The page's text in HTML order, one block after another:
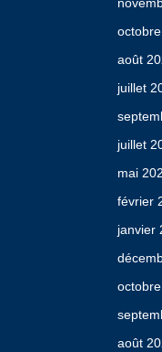
août
juillet
juillet
mai
février
janvier
août